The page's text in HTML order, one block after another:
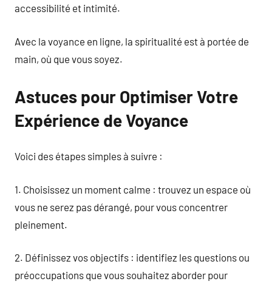
accessibilité et intimité.
Avec la voyance en ligne, la spiritualité est à portée de
main, où que vous soyez.
Astuces pour Optimiser Votre
Expérience de Voyance
Voici des étapes simples à suivre :
1. Choisissez un moment calme : trouvez un espace où
vous ne serez pas dérangé, pour vous concentrer
pleinement.
2. Définissez vos objectifs : identifiez les questions ou
préoccupations que vous souhaitez aborder pour